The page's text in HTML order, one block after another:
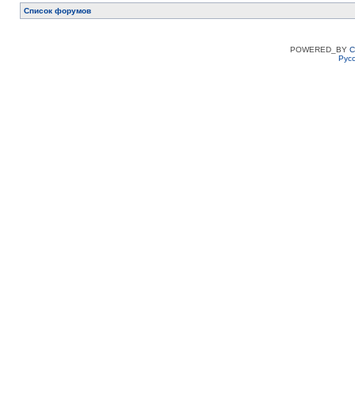
Список форумов
POWERED_BY